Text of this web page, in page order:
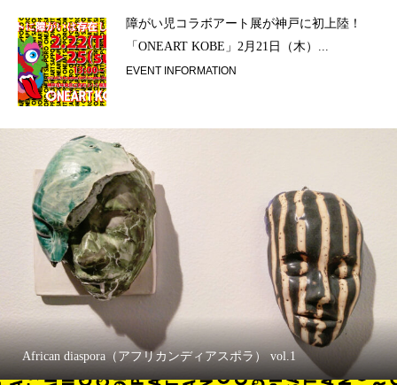
障がい児コラボアート展が神戸に初上陸！
「ONEART KOBE」2月21日（木）...
EVENT INFORMATION
African diaspora（アフリカンディアスポラ） vol.1